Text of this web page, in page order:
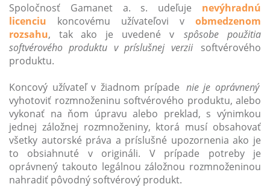
Spoločnosť Gamanet a. s. udeľuje nevýhradnú
licenciu
koncovému užívateľovi v obmedzenom
rozsahu, tak ako je uvedené v
spôsobe použitia
softvérového produktu v príslušnej verzii
softvérového
produktu.
Koncový užívateľ v žiadnom prípade nie je oprávnený
vyhotoviť rozmnoženinu softvérového produktu, alebo
vykonať na ňom úpravu alebo preklad, s výnimkou
jednej záložnej rozmnoženiny, ktorá musí obsahovať
všetky autorské práva a príslušné upozornenia ako je
to obsiahnuté v origináli. V prípade potreby je
oprávnený takouto legálnou záložnou rozmnoženinou
nahradiť pôvodný softvérový produkt.